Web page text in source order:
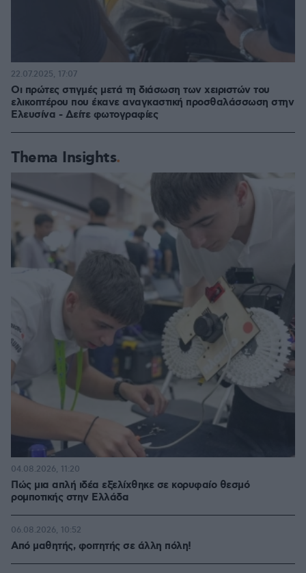
Οι πρώτες στιγμές μετά τη διάσωση των χειριστών του
ελικοπτέρου που έκανε αναγκαστική προσθαλάσσωση στην
Ελευσίνα - Δείτε φωτογραφίες
22.07.2025, 17:07
Thema Insights
Πώς μια απλή ιδέα εξελίχθηκε σε κορυφαίο θεσμό
ρομποτικής στην Ελλάδα
04.08.2026, 11:20
Από μαθητής, φοιτητής σε άλλη πόλη!
06.08.2026, 10:52